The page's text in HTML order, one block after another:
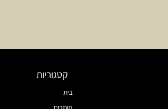
קטגוריות
בית